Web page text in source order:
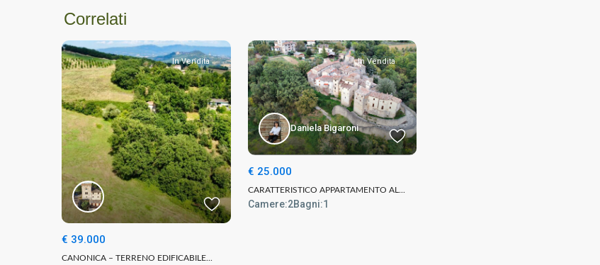
Correlati
In Vendita
€ 39.000
CANONICA – TERRENO EDIFICABILE...
In Vendita
Daniela Bigaroni
€ 25.000
CARATTERISTICO APPARTAMENTO AL...
Camere:2Bagni:1